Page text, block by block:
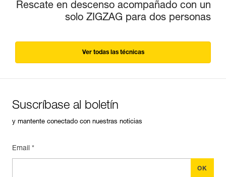
Rescate en descenso acompañado con un
solo ZIGZAG para dos personas
Ver todas las técnicas
Suscríbase al boletín
y mantente conectado con nuestras noticias
Email *